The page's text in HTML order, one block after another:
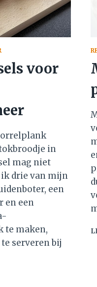
voor
in
mag niet
ik drie van mijn
een
en een
te maken,
serveren bij